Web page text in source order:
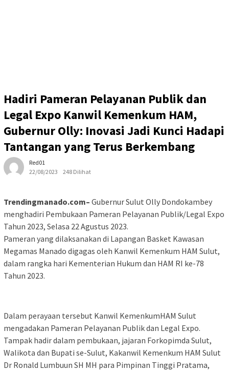
Hadiri Pameran Pelayanan Publik dan
Legal Expo Kanwil Kemenkum HAM,
Gubernur Olly: Inovasi Jadi Kunci Hadapi
Tantangan yang Terus Berkembang
Red01
22/08/2023
248 Dilihat
Trendingmanado.com– Gubernur Sulut Olly Dondokambey
menghadiri Pembukaan Pameran Pelayanan Publik/Legal Expo
Tahun 2023, Selasa 22 Agustus 2023.
Pameran yang dilaksanakan di Lapangan Basket Kawasan
Megamas Manado digagas oleh Kanwil Kemenkum HAM Sulut,
dalam rangka hari Kementerian Hukum dan HAM RI ke-78
Tahun 2023.
Dalam perayaan tersebut Kanwil KemenkumHAM Sulut
mengadakan Pameran Pelayanan Publik dan Legal Expo.
Tampak hadir dalam pembukaan, jajaran Forkopimda Sulut,
Walikota dan Bupati se-Sulut, Kakanwil Kemenkum HAM Sulut
Dr Ronald Lumbuun SH MH para Pimpinan Tinggi Pratama,